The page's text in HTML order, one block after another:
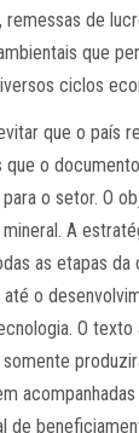
remessas de
que
ciclos
que o país
o
o setor. O
A
as etapas da
o
O
de